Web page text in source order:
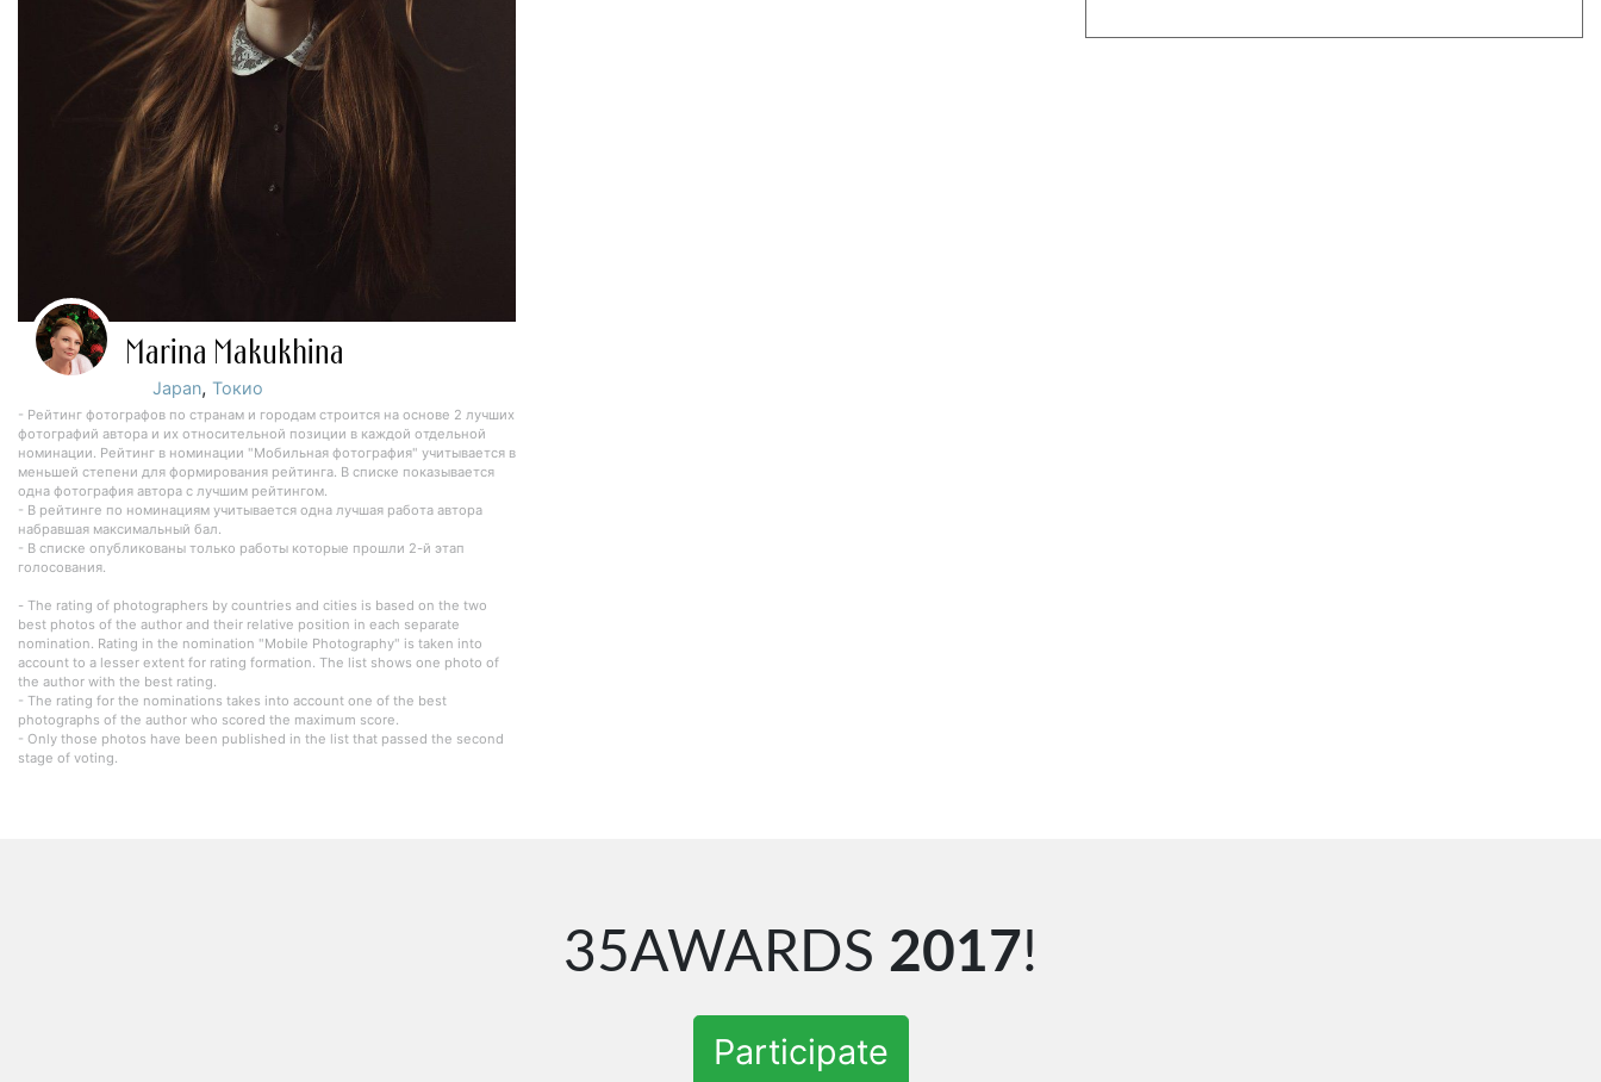
Marina Makukhina
Japan,Токио
- Рейтинг фотографов по странам и городам строится на основе 2 лучших
фотографий автора и их относительной позиции в каждой отдельной
номинации. Рейтинг в номинации "Мобильная фотография" учитывается в
меньшей степени для формирования рейтинга. В списке показывается
одна фотография автора с лучшим рейтингом.
- В рейтинге по номинациям учитывается одна лучшая работа автора
набравшая максимальный бал.
- В списке опубликованы только работы которые прошли 2-й этап
голосования.
- The rating of photographers by countries and cities is based on the two
best photos of the author and their relative position in each separate
nomination. Rating in the nomination "Mobile Photography" is taken into
account to a lesser extent for rating formation. The list shows one photo of
the author with the best rating.
- The rating for the nominations takes into account one of the best
photographs of the author who scored the maximum score.
- Only those photos have been published in the list that passed the second
stage of voting.
35AWARDS 2017!
Participate